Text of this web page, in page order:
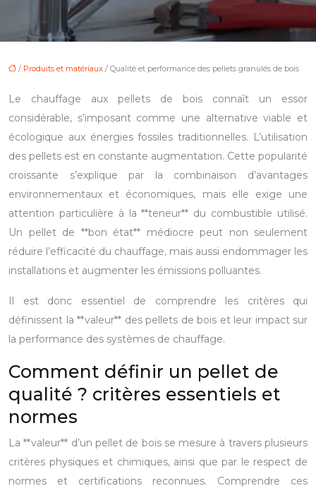
/ Produits et matériaux / Qualité et performance des pellets granulés de bois
Le chauffage aux pellets de bois connaît un essor
considérable, s’imposant comme une alternative viable et
écologique aux énergies fossiles traditionnelles. L’utilisation
des pellets est en constante augmentation. Cette popularité
croissante s’explique par la combinaison d’avantages
environnementaux et économiques, mais elle exige une
attention particulière à la **teneur** du combustible utilisé.
Un pellet de **bon état** médiocre peut non seulement
réduire l’efficacité du chauffage, mais aussi endommager les
installations et augmenter les émissions polluantes.
Il est donc essentiel de comprendre les critères qui
définissent la **valeur** des pellets de bois et leur impact sur
la performance des systèmes de chauffage.
Comment définir un pellet de
qualité ? critères essentiels et
normes
La **valeur** d’un pellet de bois se mesure à travers plusieurs
critères physiques et chimiques, ainsi que par le respect de
normes et certifications reconnues. Comprendre ces